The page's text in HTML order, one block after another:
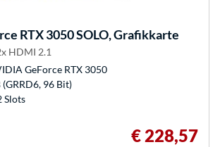
RTX 3050 SOLO, Grafikkarte
HDMI 2.1
GeForce RTX 3050
96 Bit)
Slots
€ 228,57